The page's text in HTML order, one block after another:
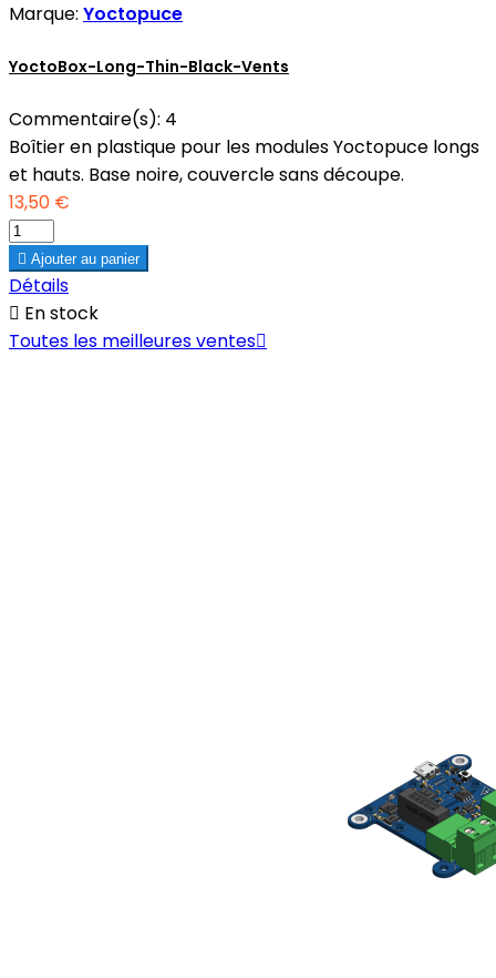
Marque: Yoctopuce
YoctoBox-Long-Thin-Black-Vents
Commentaire(s): 4
Boîtier en plastique pour les modules Yoctopuce longs
et hauts. Base noire, couvercle sans découpe.
13,50 €
 Ajouter au panier
Détails
 En stock
Toutes les meilleures ventes